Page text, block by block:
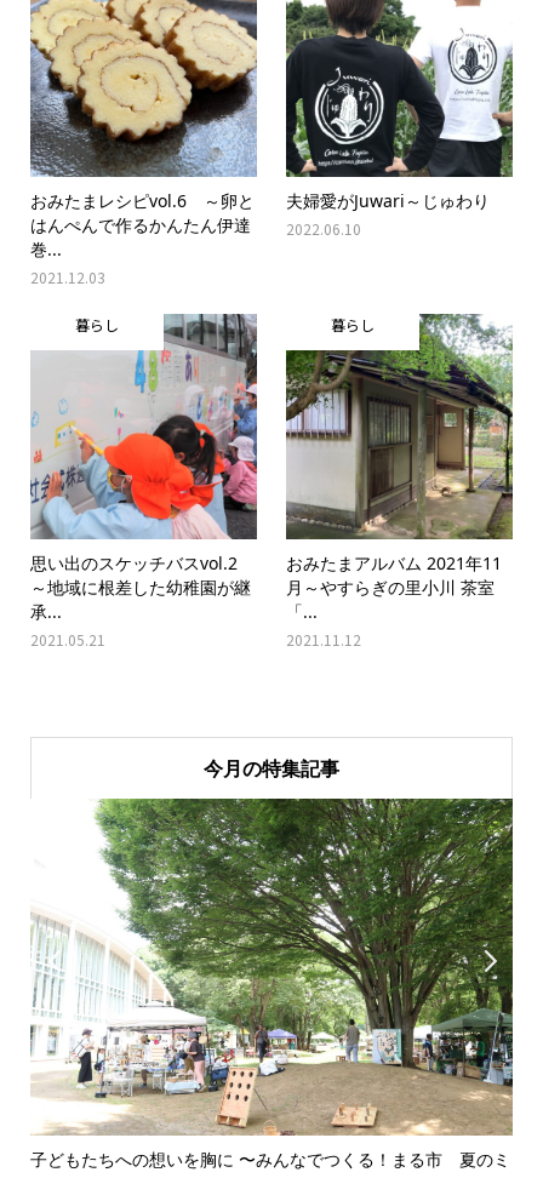
おみたまレシピvol.6 ～卵と
はんぺんで作るかんたん伊達
巻...
2021.12.03
夫婦愛がJuwari～じゅわり
2022.06.10
暮らし
思い出のスケッチバスvol.2
～地域に根差した幼稚園が継
承...
2021.05.21
暮らし
おみたまアルバム 2021年11
月～やすらぎの里小川 茶室
「...
2021.11.12
今月の特集記事

子どもたちへの想いを胸に 〜みんなでつくる！まる市 夏のミ
